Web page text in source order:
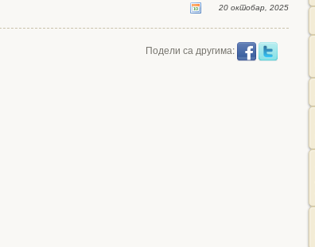
20 октобар, 2025
Подели са другима: